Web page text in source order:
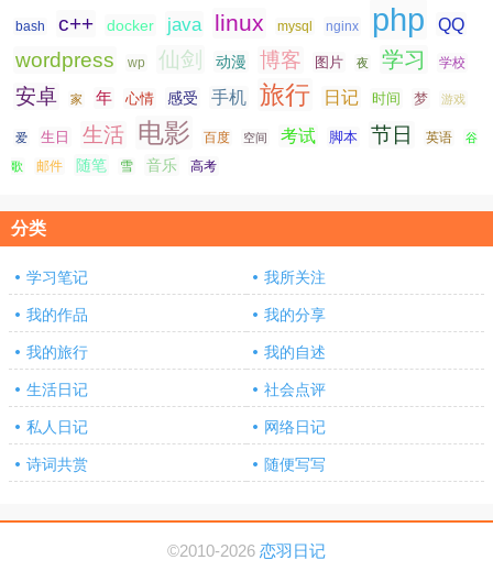
bash c++ docker java linux mysql nginx php QQ
wordpress wp 仙剑 动漫 博客 图片 夜 学习 学校
安卓 家 年 心情 感受 手机 旅行 日记 时间 梦 游戏
爱 生日 生活 电影 百度 空间 考试 脚本 节日 英语 谷
歌 邮件 随笔 雪 音乐 高考
分类
学习笔记 我所关注
我的作品 我的分享
我的旅行 我的自述
生活日记 社会点评
私人日记 网络日记
诗词共赏 随便写写
©2010-2026 恋羽日记